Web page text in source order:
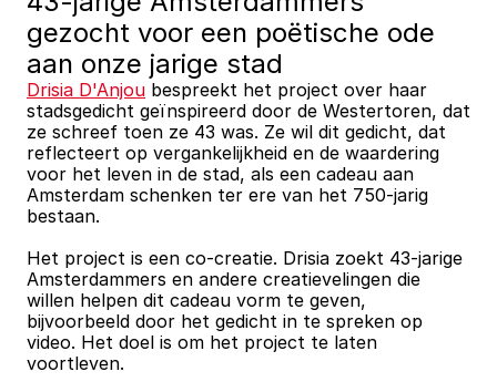
gezocht voor een poëtische ode
aan onze jarige stad
Drisia D'Anjou bespreekt het project over haar
stadsgedicht geïnspireerd door de Westertoren, dat
ze schreef toen ze 43 was. Ze wil dit gedicht, dat
reflecteert op vergankelijkheid en de waardering
voor het leven in de stad, als een cadeau aan
Amsterdam schenken ter ere van het 750-jarig
bestaan.
Het project is een co-creatie. Drisia zoekt 43-jarige
Amsterdammers en andere creatievelingen die
willen helpen dit cadeau vorm te geven,
bijvoorbeeld door het gedicht in te spreken op
video. Het doel is om het project te laten
voortleven.